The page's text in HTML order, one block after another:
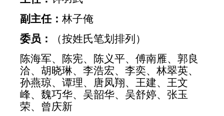
副主任： 林子俺
委员：
（按姓氏笔划排列）
陈海军、陈宪、陈义平、傅南雁、郭良
洽、胡晓琳、李浩宏、李奕、林翠英、
孙燕琼、谭理、唐凤翔、王建、王文
峰、魏巧华、吴韶华、吴舒婷、张玉
荣、曾庆新